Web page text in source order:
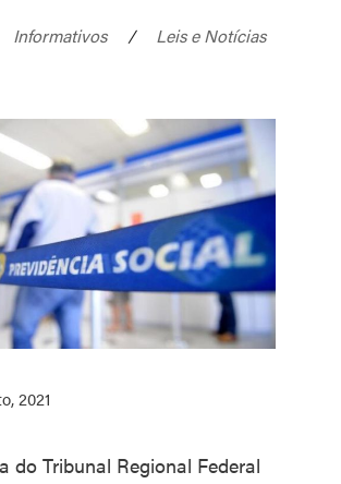
Informativos /
Leis e Notícias
2021
do Tribunal Regional Federal